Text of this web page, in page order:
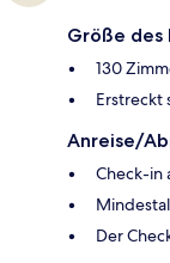
Größe des
130
Erstreckt
Anreise/
Check-in
Der